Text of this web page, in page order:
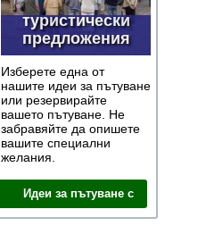
туристически
предложения
Изберете една от
нашите идеи за пътуване
или резервирайте
вашето пътуване. Не
забравяйте да опишете
вашите специални
желания.
Идеи за пътуване с